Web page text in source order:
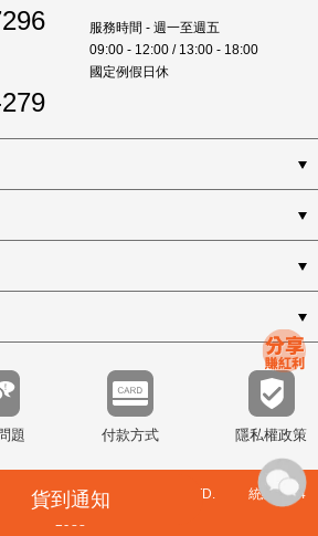
貨到通知
服務時間 - 週一至週五
09:00 - 12:00 / 13:00 - 18:00
國定例假日休
題 付款方式 隱私權政策
JOURDENWELL BIOMED CO., LTD. 統編8344